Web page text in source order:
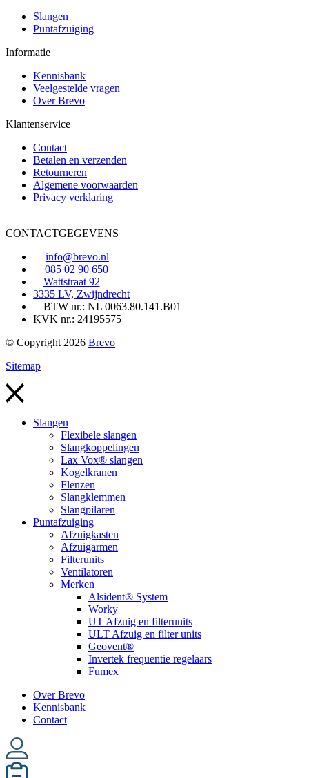
Slangen
Puntafzuiging
Informatie
Kennisbank
Veelgestelde vragen
Over Brevo
Klantenservice
Contact
Betalen en verzenden
Retourneren
Algemene voorwaarden
Privacy verklaring
CONTACTGEGEVENS
info@brevo.nl
085 02 90 650
Wattstraat 92
3335 LV, Zwijndrecht
BTW nr.: NL 0063.80.141.B01
KVK nr.: 24195575
© Copyright 2026 Brevo
Sitemap
Slangen
Flexibele slangen
Slangkoppelingen
Lax Vox® slangen
Kogelkranen
Flenzen
Slangklemmen
Slangpilaren
Puntafzuiging
Afzuigkasten
Afzuigarmen
Filterunits
Ventilatoren
Merken
Alsident® System
Worky
UT Afzuig en filterunits
ULT Afzuig en filter units
Geovent®
Invertek frequentie regelaars
Fumex
Over Brevo
Kennisbank
Contact